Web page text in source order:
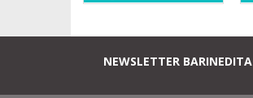
NEWSLETTER BARINEDITA